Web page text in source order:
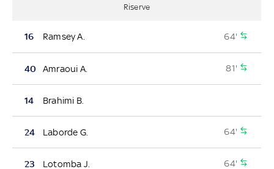
Riserve
16 Ramsey A. 64'
40 Amraoui A. 81'
14 Brahimi B.
24 Laborde G. 64'
23 Lotomba J. 64'